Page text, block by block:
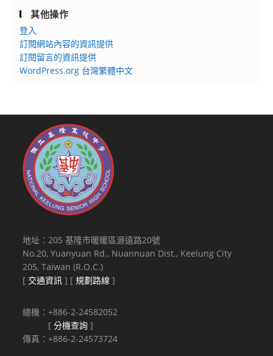
其他操作
登入
訂閱網站內容的資訊提供
訂閱留言的資訊提供
WordPress.org 台灣繁體中文
地址：205 基隆市暖暖區源遠路20號
No.20, Yuanyuan Rd., Nuannuan Dist., Keelung City
205, Taiwan (R.O.C.)
[ 交通資訊 ] [規劃路線 ]
總機：+886-2-24582052
[分機查詢 ]
傳真：+886-2-24573724